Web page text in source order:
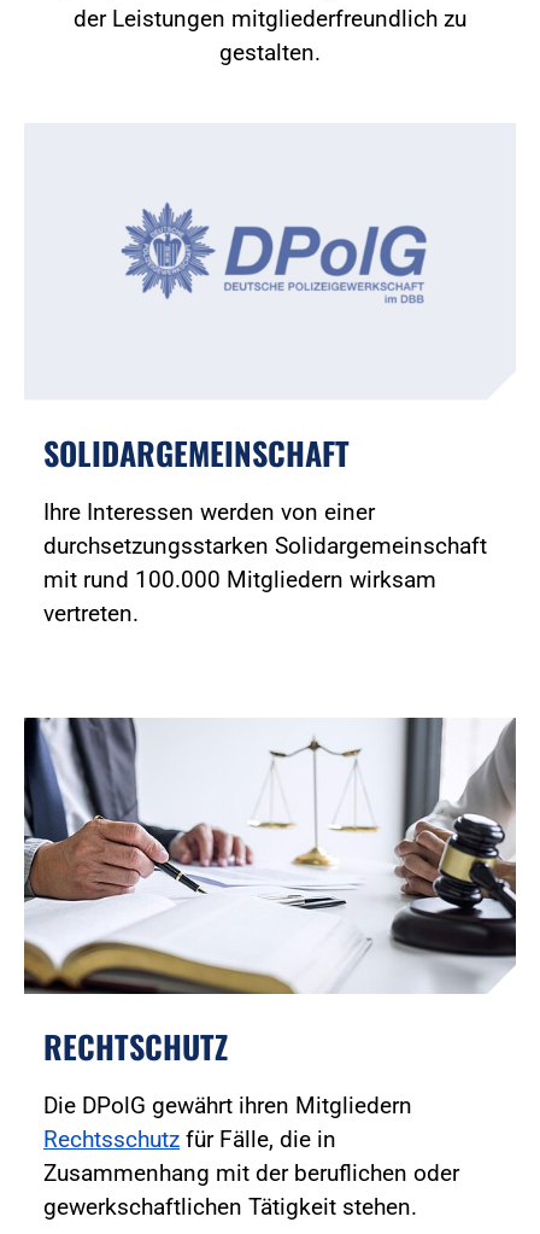
der Leistungen mitgliederfreundlich zu
gestalten.
SOLIDARGEMEINSCHAFT
Ihre Interessen werden von einer
durchsetzungsstarken Solidargemeinschaft
mit rund 100.000 Mitgliedern wirksam
vertreten.
RECHTSCHUTZ
Die DPolG gewährt ihren Mitgliedern
Rechtsschutz für Fälle, die in
Zusammenhang mit der beruflichen oder
gewerkschaftlichen Tätigkeit stehen.